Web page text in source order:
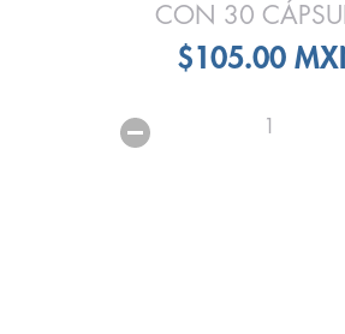
CON 30
$105.00
1